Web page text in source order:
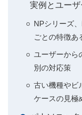
実例とユー
NPシリーズ
ごとの特徴あ
ユーザーから
別の対応策
古い機種やビ
ケースの見極